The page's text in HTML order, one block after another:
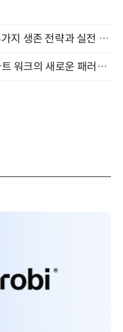
AI × Design : UX디자이너의 5가지 생존 전략과 실전 대응 8월 28일 개최
“AI와 함께 일하는 시대 ” - 스마트 워크의 새로운 패러다임 (9/11)